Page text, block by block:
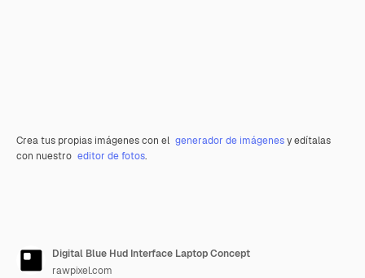
Crea tus propias imágenes con el generador de imágenesy edítalas
con nuestro editor de fotos.
Digital Blue Hud Interface Laptop Concept
rawpixel.com